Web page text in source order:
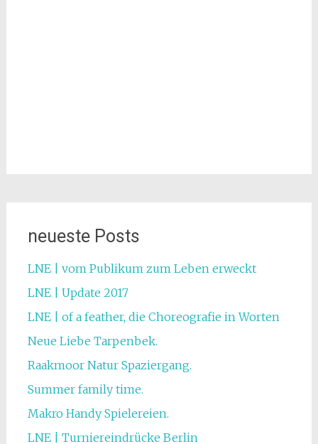
neueste Posts
LNE | vom Publikum zum Leben erweckt
LNE | Update 2017
LNE | of a feather, die Choreografie in Worten
Neue Liebe Tarpenbek.
Raakmoor Natur Spaziergang.
Summer family time.
Makro Handy Spielereien.
LNE | Turniereindrücke Berlin